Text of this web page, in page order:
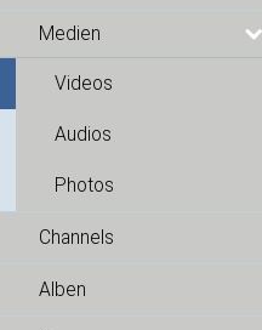
Medien
Videos
Audios
Photos
Channels
Alben